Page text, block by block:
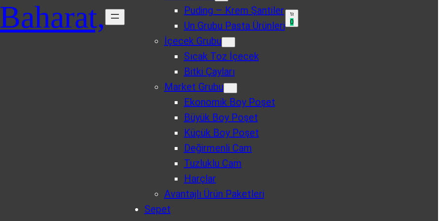
Puding – Krem Şantiler
Un Grubu Pasta Ürünleri
İçecek Grubu
Sıcak Toz İçecek
Bitki Çayları
Market Grubu
Ekonomik Boy Poşet
Büyük Boy Poşet
Küçük Boy Poşet
Değirmenli Cam
Tuzluklu Cam
Harçlar
Avantajlı Ürün Paketleri
Sepet
0